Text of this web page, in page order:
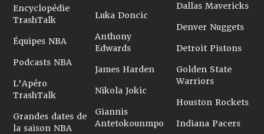
Encyclopédie
TrashTalk
Équipes NBA
Podcasts NBA
L'Apéro
TrashTalk
Grandes dates de
la saison NBA
Luka Doncic
Anthony
Edwards
James Harden
Nikola Jokic
Giannis
Antetokounmpo
Dallas Mavericks
Denver Nuggets
Detroit Pistons
Golden State
Warriors
Houston Rockets
Indiana Pacers